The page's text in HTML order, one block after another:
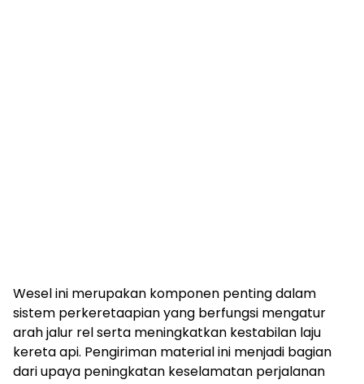
Wesel ini merupakan komponen penting dalam
sistem perkeretaapian yang berfungsi mengatur
arah jalur rel serta meningkatkan kestabilan laju
kereta api. Pengiriman material ini menjadi bagian
dari upaya peningkatan keselamatan perjalanan